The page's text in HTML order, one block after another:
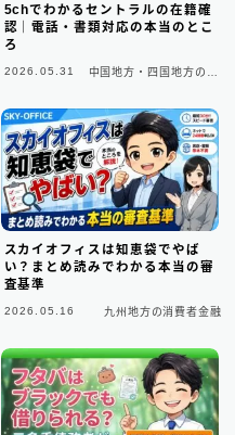
5chでわかるセントラルの在籍確
認｜電話・書類対応の本当のとこ
ろ
2026.05.31
中国地方・四国地方の消
スカイオフィスは知恵袋でやば
い？まとめ読みでわかる本当の審
査基準
2026.05.16 九州地方の消費者金融